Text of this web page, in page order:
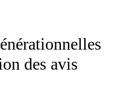
des avis